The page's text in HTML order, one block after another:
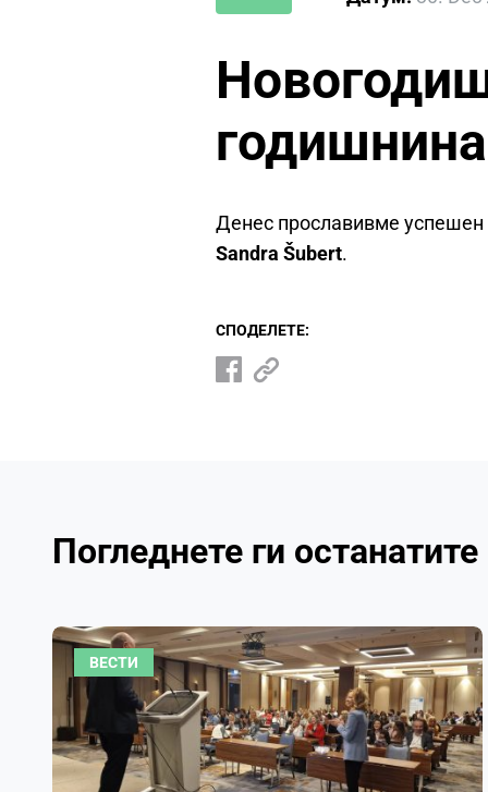
Денес прославивме успешен
Sandra Šubert.
СПОДЕЛЕТЕ:
Погледнете ги останатите
ВЕСТИ